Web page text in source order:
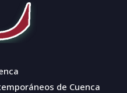
de Cuenca